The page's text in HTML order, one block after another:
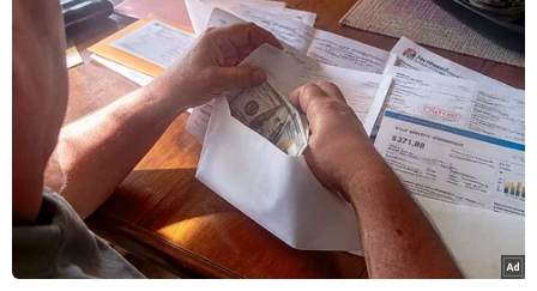
xã Khánh Xuân, Bảo Lạc, Cao Bằng, thì bị mất lái, rơi
xuống vực sâu gần 200m khiến 3 nạn nhân tử vong tại